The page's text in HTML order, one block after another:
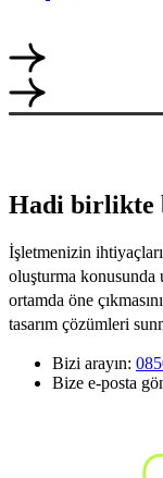
Hadi birlikte
İşletmenizin
oluşturma
ortamda öne
tasarım çözümleri
Bizi arayın:
Bize e-posta